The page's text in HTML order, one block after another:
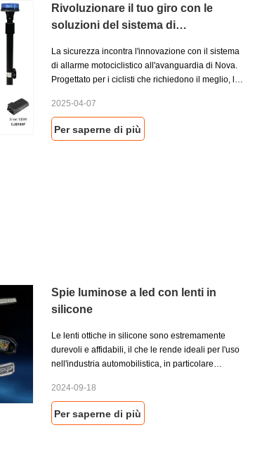
Rivoluzionare il tuo giro con le
soluzioni del sistema di
La sicurezza incontra l'innovazione con il sistema
di allarme motociclistico all'avanguardia di Nova.
Progettato per i ciclisti che richiedono il meglio, la
controller, altoparlanti e sirene ti assicura di
rimanere visibile e udibile in tutte le condizioni.
Che tu stia navigando in strade di città trafficate o
2025-04-07
Per saperne di più
Spie luminose a led con lenti in
silicone
Le lenti ottiche in silicone sono estremamente
durevoli e affidabili, il che le rende ideali per l'uso
nell'industria automobilistica, in particolare
segnalazione a LED. Queste lenti avanzate
possono resistere anche alle condizioni ambientali
più difficili, comprese le temperature estreme e
2024-09-18
Per saperne di più